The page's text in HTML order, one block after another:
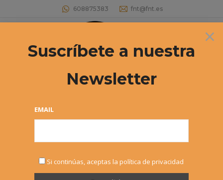
608875383 fnt@fnt.es
Buscar:
Archivos diarios: 27 junio, 2022
×
Suscríbete a nuestra
Newsletter
EMAIL
Si continúas, aceptas la política de privacidad